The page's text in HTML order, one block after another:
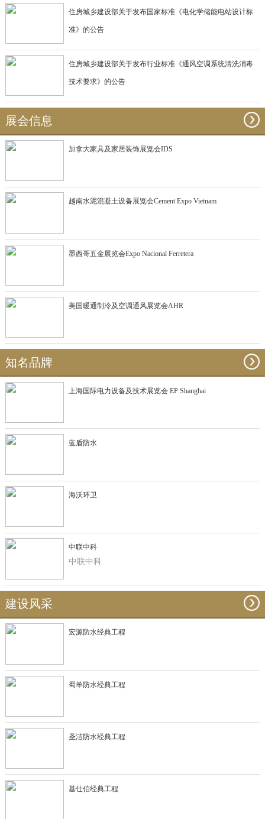
住房城乡建设部关于发布国家标准《电化学储能电站设计标
准》的公告
住房城乡建设部关于发布行业标准《通风空调系统清洗消毒
技术要求》的公告
展会信息
加拿大家具及家居装饰展览会IDS
越南水泥混凝土设备展览会Cement Expo Vietnam
墨西哥五金展览会Expo Nacional Ferretera
美国暖通制冷及空调通风展览会AHR
知名品牌
上海国际电力设备及技术展览会 EP Shanghai
蓝盾防水
海沃环卫
中联中科
中联中科
建设风采
宏源防水经典工程
蜀羊防水经典工程
圣洁防水经典工程
基仕伯经典工程